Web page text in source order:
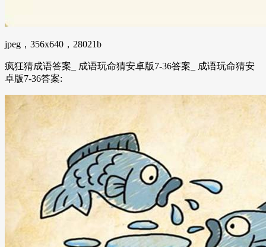
jpeg，356x640，28021b
疯狂猜成语答案_ 成语玩命猜安卓版7-36答案_ 成语玩命猜安
卓版7-36答案: